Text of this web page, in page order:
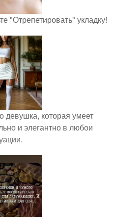
"Отрепетировать" укладку!
девушка, которая умеет
и элегантно в любои